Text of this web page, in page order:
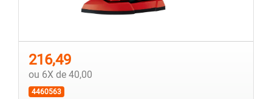
216,49
ou 6X de 40,00
4460563